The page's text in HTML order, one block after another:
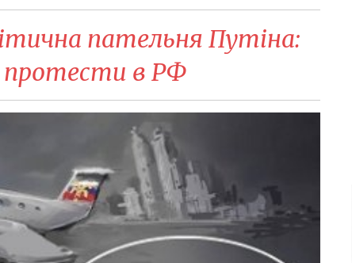
пательня Путіна:
протести в РФ